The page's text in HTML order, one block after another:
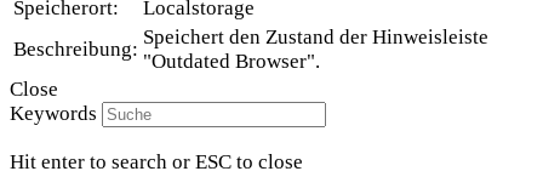
Speicherort:
Localstorage
Beschreibung:
Speichert den Zustand der Hinweisleiste
"Outdated Browser".
Close
Keywords
Hit enter to search or ESC to close